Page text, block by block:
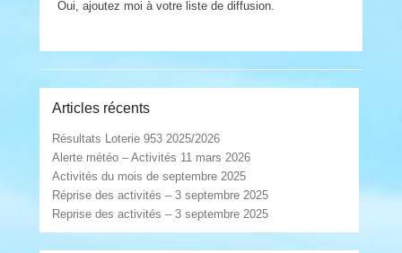
Oui, ajoutez moi à votre liste de diffusion.
Articles récents
Résultats Loterie 953 2025/2026
Alerte météo – Activités 11 mars 2026
Activités du mois de septembre 2025
Réprise des activités – 3 septembre 2025
Reprise des activités – 3 septembre 2025